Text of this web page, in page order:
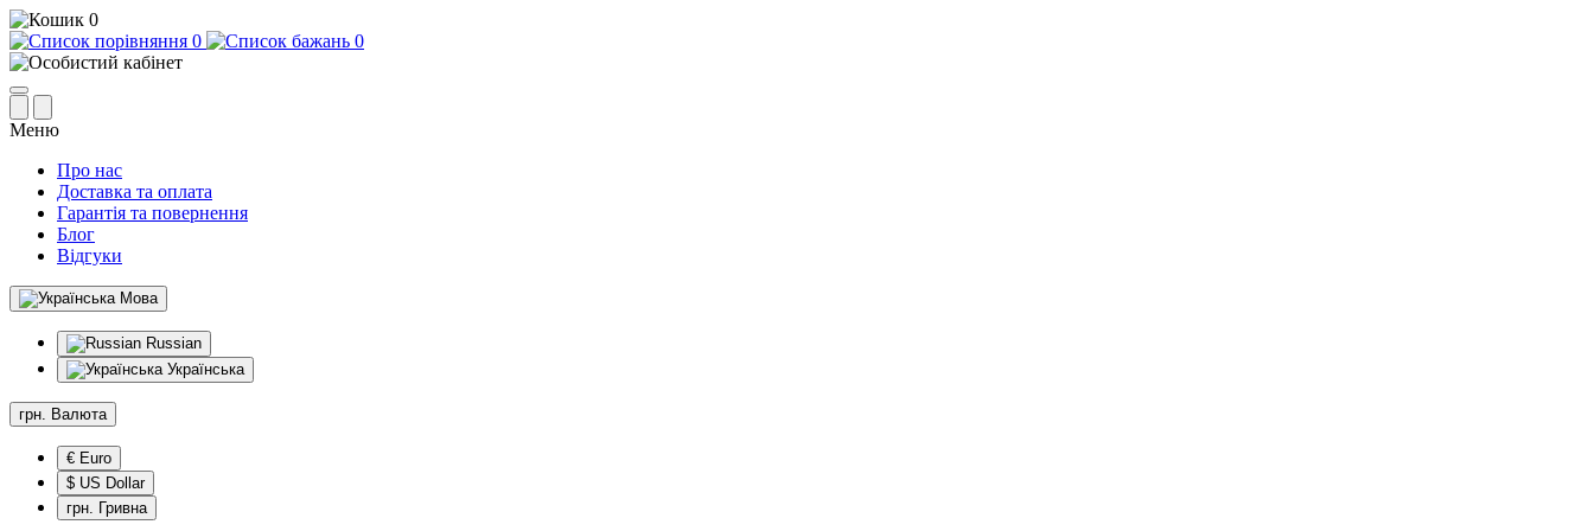
0
0
0
Меню
Про нас
Доставка та оплата
Гарантія та повернення
Блог
Відгуки
Мова
Russian
Українська
грн. Валюта
€ Euro
$ US Dollar
грн. Гривна